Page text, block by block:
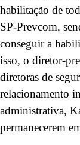
habilitação de
SP-Prevcom,
conseguir a
isso, o diretor-
diretoras de
relacionamento
administrativa,
permanecerem